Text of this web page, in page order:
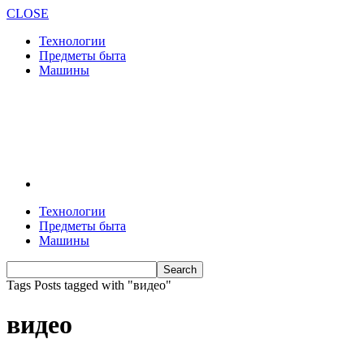
CLOSE
Технологии
Предметы быта
Машины
Технологии
Предметы быта
Машины
Tags Posts tagged with "видео"
видео